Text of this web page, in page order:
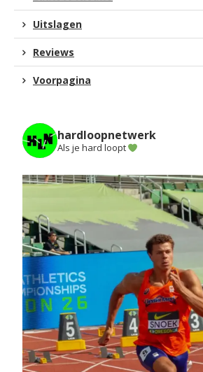
Uitslagen
Reviews
Voorpagina
hardloopnetwerk
Als je hard loopt